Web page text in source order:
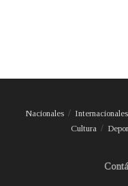
Nacionales Internacionales
Cultura